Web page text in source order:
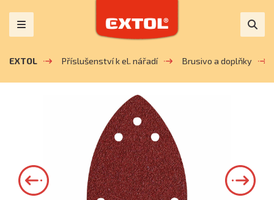
EXTOL Příslušenství k el. nářadí Brusivo a doplňky